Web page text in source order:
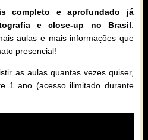
completo e aprofundado já
e close-up no Brasil.
aulas e mais informações que
presencial!
as aulas quantas vezes quiser,
1 ano (acesso ilimitado durante